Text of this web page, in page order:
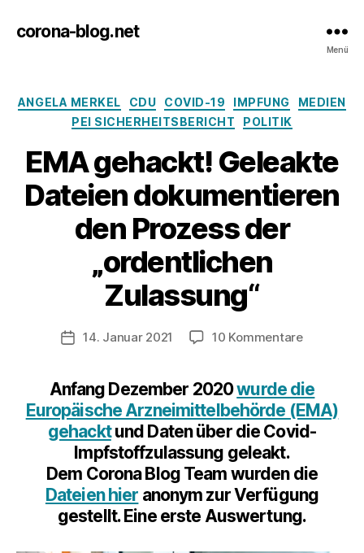
corona-blog.net
Menü
Kategorien
ANGELA MERKEL CDU COVID-19 IMPFUNG
MEDIEN
PEI SICHERHEITSBERICHT
POLITIK
EMA gehackt! Geleakte
Dateien dokumentieren
den Prozess der
„ordentlichen
Zulassung“
Veröffentlichungsdatum
14. Januar 2021 10 Kommentarezu
Geleakte
Dateien
der
Anfang Dezember 2020wurde die
Europäische Arzneimittelbehörde (EMA)
gehacktund Daten über die Covid-
Impfstoffzulassung geleakt.
Dem Corona Blog Team wurden die
Dateien hier anonym zur Verfügung
gestellt. Eine erste Auswertung.